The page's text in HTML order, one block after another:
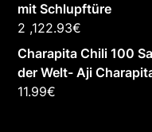
mit Schlupftüre
2 ,122.93€
Charapita Chili 100
der Welt- Aji
11.99€